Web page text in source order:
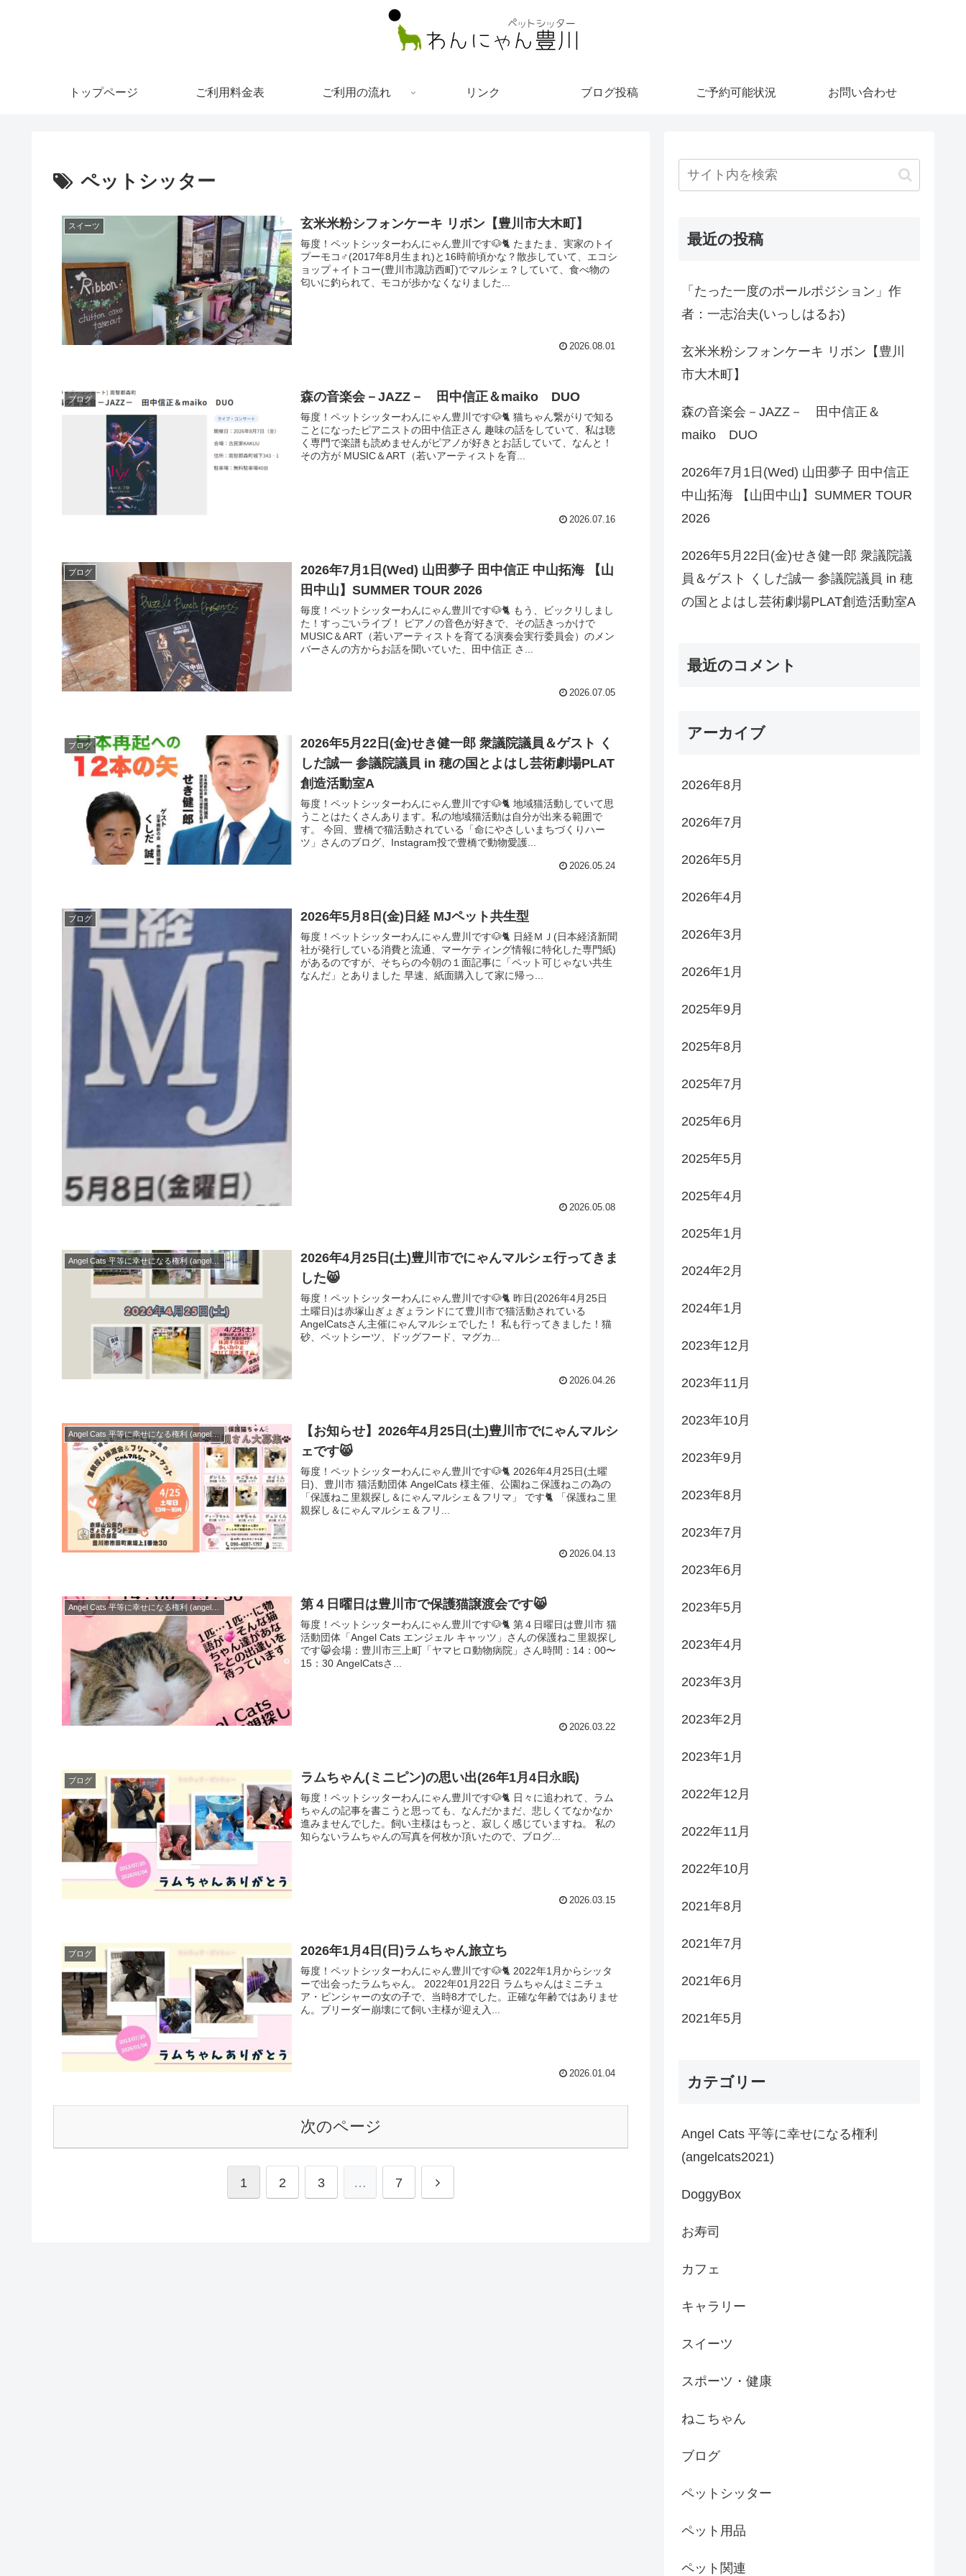
トップページ ご利用料金表 ご利用の流れ リンク ブログ投稿 ご予約可能状況 お問い合わせ
ペットシッター
スイーツ 玄米米粉シフォンケーキ リボン【豊川市大木町】
毎度！ペットシッターわんにゃん豊川です🐶🐈 たまたま、実家のトイ
プーモコ♂(2017年8月生まれ)と16時前頃かな？散歩していて、エコシ
ョップ＋イトコー(豊川市諏訪西町)でマルシェ？していて、食べ物の
匂いに釣られて、モコが歩かなくなりました...
2026.08.01
ブログ 森の音楽会－JAZZ－ 田中信正＆maiko DUO
毎度！ペットシッターわんにゃん豊川です🐶🐈 猫ちゃん繋がりで知る
ことになったピアニストの田中信正さん 趣味の話をしていて、私は聴
く専門で楽譜も読めませんがピアノが好きとお話していて、なんと！
その方が MUSIC＆ART（若いアーティストを育...
2026.07.16
ブログ
2026年7月1日(Wed) 山田夢子 田中信正 中山拓海 【山
田中山】SUMMER TOUR 2026
毎度！ペットシッターわんにゃん豊川です🐶🐈 もう、ビックリしまし
た！すっごいライブ！ ピアノの音色が好きで、その話きっかけで
MUSIC＆ART（若いアーティストを育てる演奏会実行委員会）のメン
バーさんの方からお話を聞いていた、田中信正 さ...
2026.07.05
ブログ
2026年5月22日(金)せき健一郎 衆議院議員＆ゲスト く
しだ誠一 参議院議員 in 穂の国とよはし芸術劇場PLAT
創造活動室A
毎度！ペットシッターわんにゃん豊川です🐶🐈 地域猫活動していて思
うことはたくさんあります。私の地域猫活動は自分が出来る範囲で
す。 今回、豊橋で猫活動されている「命にやさしいまちづくりハー
ツ」さんのブログ、Instagram投で豊橋で動物愛護...
2026.05.24
ブログ 2026年5月8日(金)日経 MJペット共生型
毎度！ペットシッターわんにゃん豊川です🐶🐈 日経ＭＪ(日本経済新聞
社が発行している消費と流通、マーケティング情報に特化した専門紙)
があるのですが、そちらの今朝の１面記事に「ペット可じゃない共生
なんだ」とありました 早速、紙面購入して家に帰っ...
2026.05.08
Angel Cats 平等に幸せになる権利 (angelcats2021)
2026年4月25日(土)豊川市でにゃんマルシェ行ってきま
した😸
毎度！ペットシッターわんにゃん豊川です🐶🐈 昨日(2026年4月25日
土曜日)は赤塚山ぎょぎょランドにて豊川市で猫活動されている
AngelCatsさん主催にゃんマルシェでした！ 私も行ってきました！猫
砂、ペットシーツ、ドッグフード、マグカ...
2026.04.26
Angel Cats 平等に幸せになる権利 (angelcats2021)
【お知らせ】2026年4月25日(土)豊川市でにゃんマルシ
ェです😸
毎度！ペットシッターわんにゃん豊川です🐶🐈 2026年4月25日(土曜
日)、豊川市 猫活動団体 AngelCats 様主催、公園ねこ保護ねこの為の
「保護ねこ里親探し＆にゃんマルシェ＆フリマ」 です🐈 「保護ねこ里
親探し＆にゃんマルシェ＆フリ...
2026.04.13
第４日曜日は豊川市で保護猫譲渡会です😸
毎度！ペットシッターわんにゃん豊川です🐶🐈 第４日曜日は豊川市 猫
活動団体「Angel Cats エンジェル キャッツ」さんの保護ねこ里親探し
です😸会場：豊川市三上町「ヤマヒロ動物病院」さん時間：14：00〜
15：30 AngelCatsさ...
2026.03.22
ブログ ラムちゃん(ミニピン)の思い出(26年1月4日永眠)
毎度！ペットシッターわんにゃん豊川です🐶🐈 日々に追われて、ラム
ちゃんの記事を書こうと思っても、なんだかまだ、悲しくてなかなか
進みませんでした。飼い主様はもっと、寂しく感じていますね。 私の
知らないラムちゃんの写真を何枚か頂いたので、ブログ...
2026.03.15
ブログ 2026年1月4日(日)ラムちゃん旅立ち
毎度！ペットシッターわんにゃん豊川です🐶🐈 2022年1月からシッタ
ーで出会ったラムちゃん。 2022年01月22日 ラムちゃんはミニチュ
ア・ピンシャーの女の子で、当時8才でした。正確な年齢ではありませ
ん。ブリーダー崩壊にて飼い主様が迎え入...
2026.01.04
次のページ
1 2 3 … 7 次
最近の投稿
「たった一度のポールポジション」作
者：一志治夫(いっしはるお)
玄米米粉シフォンケーキ リボン【豊川
市大木町】
森の音楽会－JAZZ－ 田中信正＆
maiko DUO
2026年7月1日(Wed) 山田夢子 田中信正
中山拓海 【山田中山】SUMMER TOUR
2026
2026年5月22日(金)せき健一郎 衆議院議
員＆ゲスト くしだ誠一 参議院議員 in 穂
の国とよはし芸術劇場PLAT創造活動室A
最近のコメント
アーカイブ
2026年8月
2026年7月
2026年5月
2026年4月
2026年3月
2026年1月
2025年9月
2025年8月
2025年7月
2025年6月
2025年5月
2025年4月
2025年1月
2024年2月
2024年1月
2023年12月
2023年11月
2023年10月
2023年9月
2023年8月
2023年7月
2023年6月
2023年5月
2023年4月
2023年3月
2023年2月
2023年1月
2022年12月
2022年11月
2022年10月
2021年8月
2021年7月
2021年6月
2021年5月
カテゴリー
Angel Cats 平等に幸せになる権利
(angelcats2021)
DoggyBox
お寿司
カフェ
キャラリー
スイーツ
スポーツ・健康
ねこちゃん
ブログ
ペットシッター
ペット用品
ペット関連